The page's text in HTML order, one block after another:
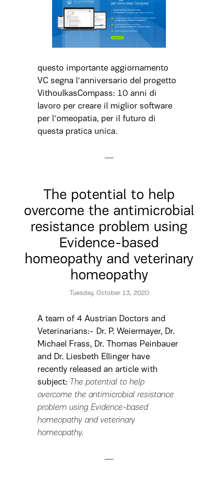
questo importante aggiornamento
VC segna l'anniversario del progetto
VithoulkasCompass: 10 anni di
lavoro per creare il miglior software
per l'omeopatia, per il futuro di
questa pratica unica.
The potential to help
overcome the antimicrobial
resistance problem using
Evidence-based
homeopathy and veterinary
homeopathy
Tuesday, October 13, 2020
A team of 4 Austrian Doctors and
Veterinarians:- Dr. P. Weiermayer, Dr.
Michael Frass, Dr. Thomas Peinbauer
and Dr. Liesbeth Ellinger have
recently released an article with
subject: The potential to help
overcome the antimicrobial resistance
problem using Evidence-based
homeopathy and veterinary
homeopathy.